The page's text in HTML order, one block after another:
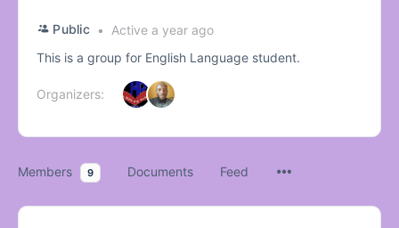
Public
Active a year ago
This is a group for English Language student.
Organizers:
Members 9 Documents Feed